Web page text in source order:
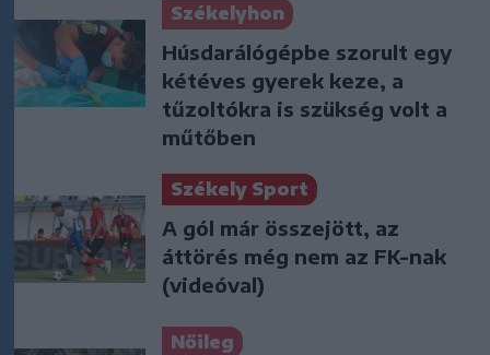
Székelyhon
Húsdarálógépbe szorult egy
kétéves gyerek keze, a
tűzoltókra is szükség volt a
műtőben
Székely Sport
A gól már összejött, az
áttörés még nem az FK-nak
(videóval)
Nőileg